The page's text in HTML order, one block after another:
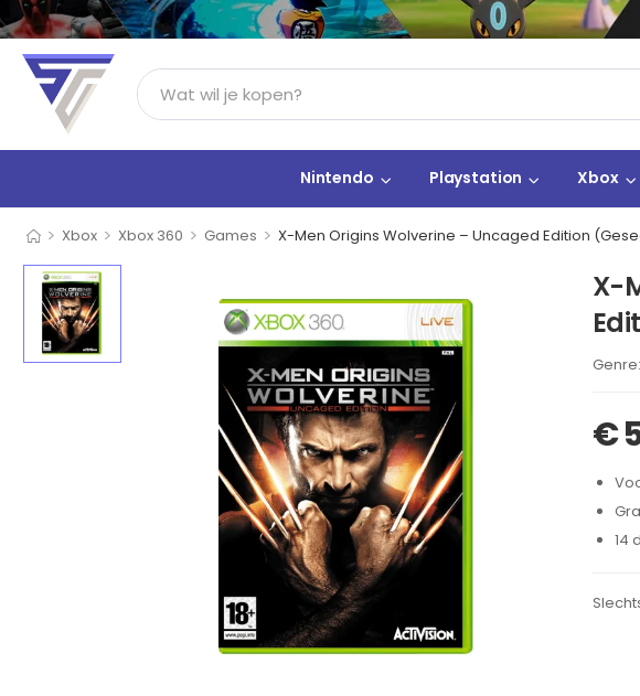
Nintendo Playstation Xbox
> Xbox > Xbox 360 > Games > X-Men Origins Wolverine – Uncaged Edition
X-
€
14